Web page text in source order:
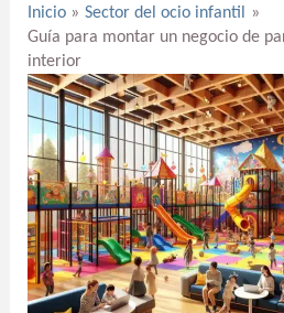
Inicio
Sector del ocio infantil
Guía para montar un negocio de
interior
entradas